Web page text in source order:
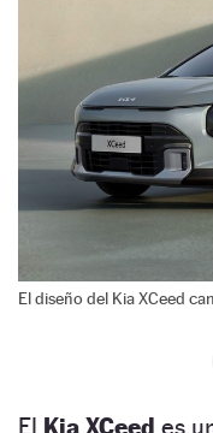
El diseño del Kia XCeed
El Kia XCeed es